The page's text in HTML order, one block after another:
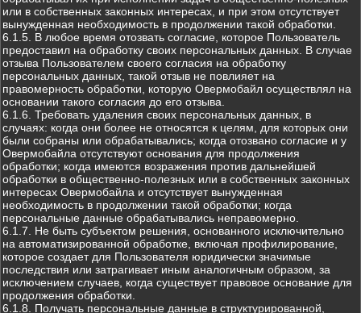
или в собственных законных интересах, и при этом отсутствует
вынужденная необходимость в продолжении такой обработки.
6.1.5. В любое время отозвать согласие, которое Пользователь
предоставил на обработку своих персональных данных. В случае
отзыва Пользователем своего согласия на обработку
персональных данных, такой отзыв не повлияет на
правомерность обработки, которую Овермобайл осуществлял на
основании такого согласия до его отзыва.
6.1.6. Требовать удаления своих персональных данных, в
случаях: когда они более не относятся к целям, для которых они
были собраны или обрабатывались; когда отозвано согласие и у
Овермобайла отсутствуют основания для продолжения
обработки; когда имеются возражения против дальнейшей
обработки в общественно-полезных или в собственных законных
интересах Овермобайла и отсутствует вынужденная
необходимость в продолжении такой обработки; когда
персональные данные обрабатывались неправомерно.
6.1.7. Не быть субъектом решения, основанного исключительно
на автоматизированной обработке, включая профилирование,
которое создает для Пользователя юридически значимые
последствия или затрагивает иным аналогичным образом, за
исключением случаев, когда существует правовое основание для
продолжения обработки.
6.1.8. Получать персональные данные в структурированной,